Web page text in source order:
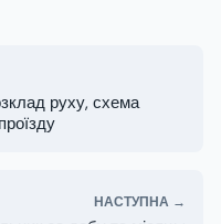
руху, схема
НАСТУПНА →